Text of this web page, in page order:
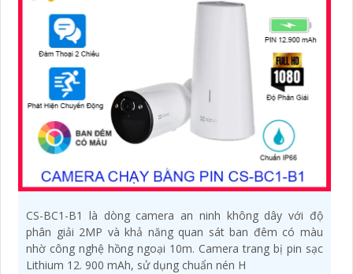
CS-BC1-B1 là dòng camera an ninh không dây với độ
phân giải 2MP và khả năng quan sát ban đêm có màu
nhờ công nghệ hồng ngoại 10m. Camera trang bị pin sạc
Lithium 12. 900 mAh, sử dụng chuẩn nén H